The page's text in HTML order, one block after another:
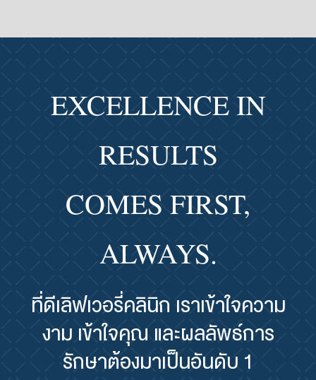
EXCELLENCE IN
RESULTS
COMES FIRST,
ALWAYS.
ที่ดีเลิฟเวอรี่คลินิก เราเข้าใจความ
งาม เข้าใจคุณ และผลลัพธ์การ
รักษาต้องมาเป็นอันดับ 1